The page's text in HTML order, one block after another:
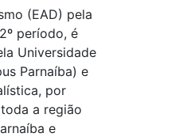
(EAD) pela
período, é
Universidade
Parnaíba) e
por
a região
e